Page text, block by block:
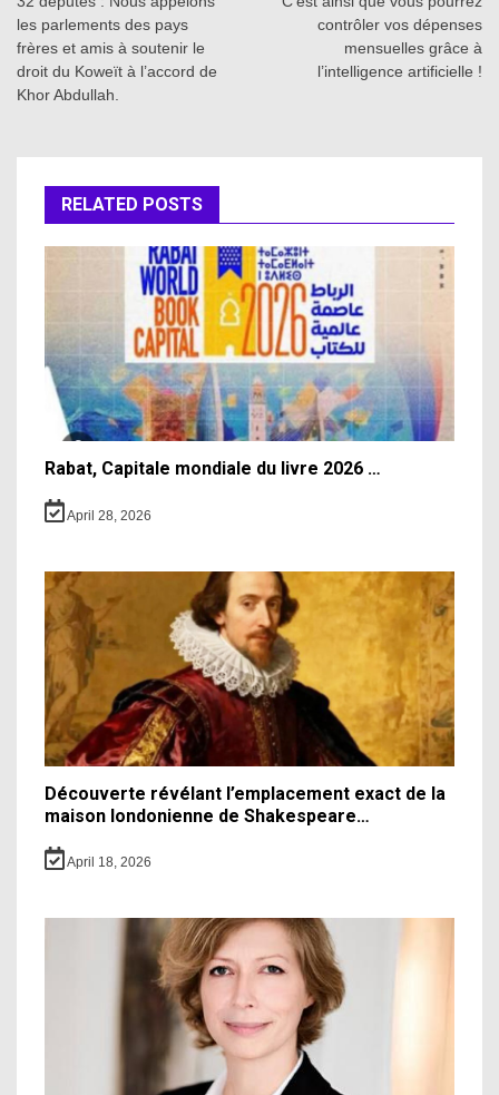
les parlements des pays
frères et amis à soutenir le
droit du Koweït à l’accord de
Khor Abdullah.
contrôler vos dépenses
mensuelles grâce à
l’intelligence artificielle !
RELATED POSTS
Rabat, Capitale mondiale du livre 2026 …
April 28, 2026
Découverte révélant l’emplacement exact de la
maison londonienne de Shakespeare…
April 18, 2026